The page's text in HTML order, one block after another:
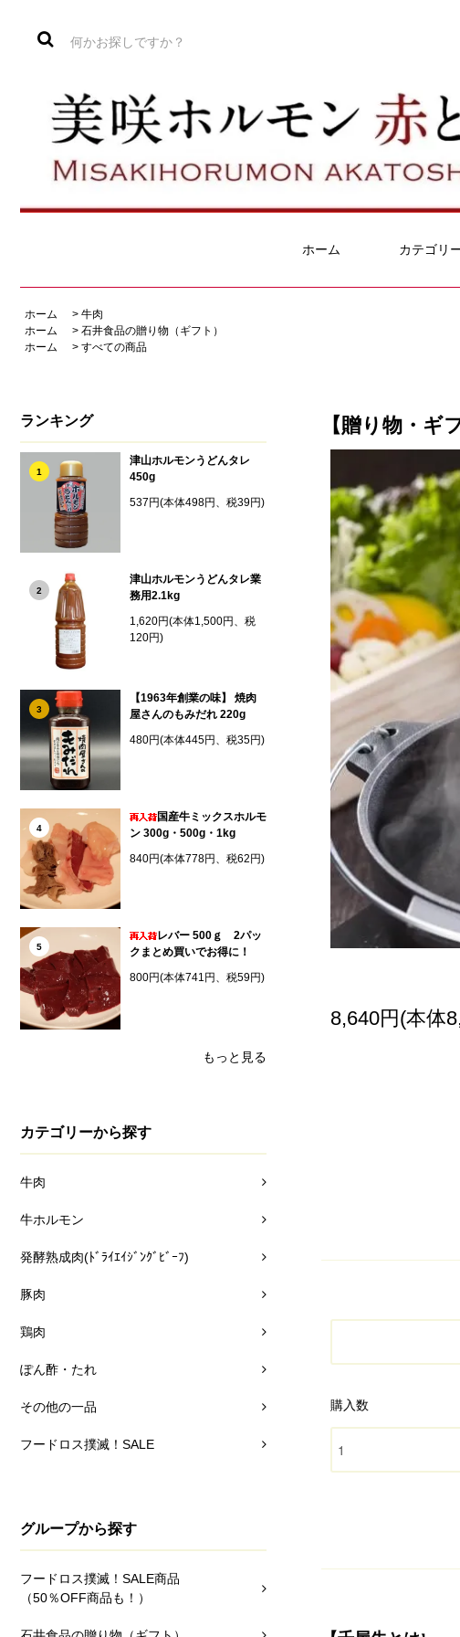
ホーム カテゴリ
ホーム > 牛肉
ホーム
> 石井食品の贈り物（ギフト）
ホーム
> すべての商品
ランキング
1
津山ホルモンうどんタレ
450g
537円(本体498円、税39円)
2
津山ホルモンうどんタレ業
務用2.1kg
1,620円(本体1,500円、税
120円)
3
【1963年創業の味】 焼肉
屋さんのもみだれ 220g
480円(本体445円、税35円)
4
国産牛ミックスホルモ
ン 300g・500g・1kg
840円(本体778円、税62円)
5
レバー 500ｇ 2パッ
クまとめ買いでお得に！
800円(本体741円、税59円)
もっと見る
カテゴリーから探す
牛肉
牛ホルモン
発酵熟成肉(ﾄﾞﾗｲｴｲｼﾞﾝｸﾞﾋﾞｰﾌ)
豚肉
鶏肉
ぽん酢・たれ
その他の一品
フードロス撲滅！SALE
グループから探す
フードロス撲滅！SALE商品
（50％OFF商品も！）
【贈り物・ギ
8,640円(本体
購入数